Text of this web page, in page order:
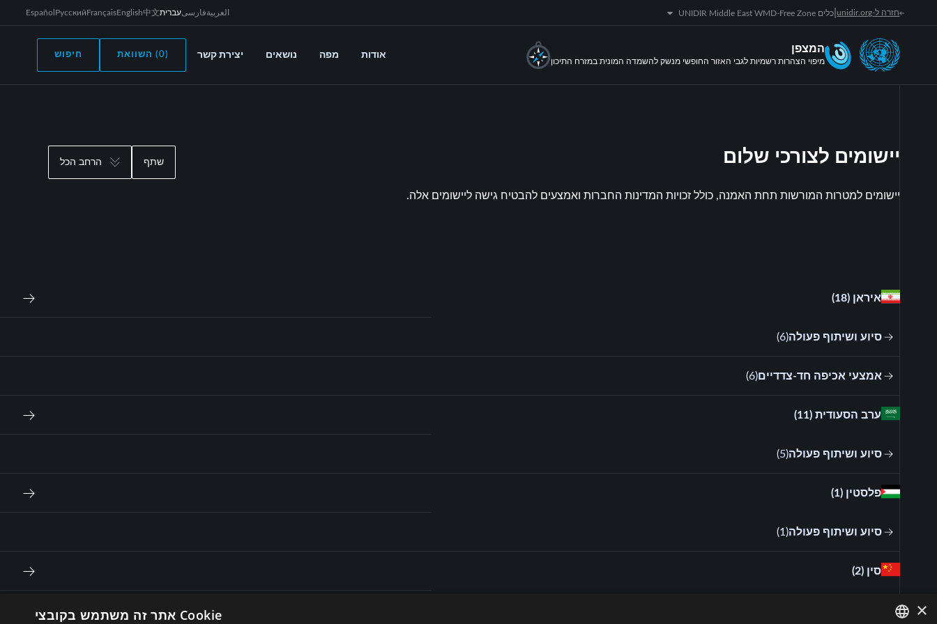
חזרה ל-unidir.org | כלים UNIDIR Middle East WMD-Free Zone العربيةفارسیעברית中文
English
Français
Русский
Español
המצפן
מיפוי הצהרות רשמיות לגבי האזור החופשי מנשק להשמדה המונית במזרח התיכון
אודות מפה נושאים יצירת קשר (0) השוואת חיפוש
יישומים לצורכי שלום
יישומים למטרות המורשות תחת האמנה, כולל זכויות המדינות החברות ואמצעים להבטיח גישה ליישומים אלה.
שתף הרחב הכל
איראן (18)
סיוע ושיתוף פעולה(
6
)
אמצעי אכיפה חד-צדדיים(
6
)
ערב הסעודית (11)
סיוע ושיתוף פעולה(
5
)
פלסטין (1)
סיוע ושיתוף פעולה(
1
)
סין (2)
× אתר זה משתמש בקובצי Cookie